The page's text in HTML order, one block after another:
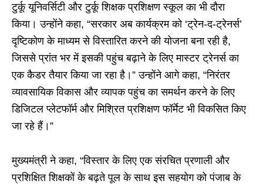
टुर्कू यूनिवर्सिटी और टुर्कू शिक्षक प्रशिक्षण स्कूल का भी दौरा
किया। उन्होंने कहा, “सरकार अब कार्यक्रम को ‘ट्रेन-द-ट्रेनर्स’
दृष्टिकोण के माध्यम से विस्तारित करने की योजना बना रही है,
जिससे प्रांत भर में इसकी पहुंच बढ़ाने के लिए मास्टर ट्रेनर्स का
एक कैडर तैयार किया जा रहा है।” उन्होंने आगे कहा, “निरंतर
व्यावसायिक विकास और व्यापक पहुंच का समर्थन करने के लिए
डिजिटल प्लेटफॉर्म और मिश्रित प्रशिक्षण फॉर्मेट भी विकसित किए
जा रहे हैं।”
मुख्यमंत्री ने कहा, “विस्तार के लिए एक संरचित प्रणाली और
प्रशिक्षित शिक्षकों के बढ़ते पूल के साथ इस सहयोग को पंजाब के